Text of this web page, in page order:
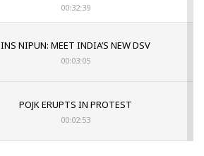
00:32:39
INS NIPUN: MEET INDIA’S NEW DSV
00:03:05
POJK ERUPTS IN PROTEST
00:02:53